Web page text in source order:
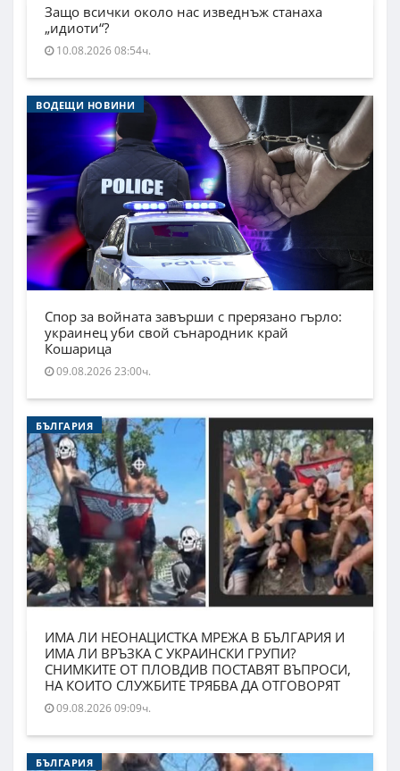
Защо всички около нас изведнъж станаха
„идиоти“?
10.08.2026 08:54ч.
ВОДЕЩИ НОВИНИ
Спор за войната завърши с прерязано гърло:
украинец уби свой сънародник край
Кошарица
09.08.2026 23:00ч.
БЪЛГАРИЯ
ИМА ЛИ НЕОНАЦИСТКА МРЕЖА В БЪЛГАРИЯ И
ИМА ЛИ ВРЪЗКА С УКРАИНСКИ ГРУПИ?
СНИМКИТЕ ОТ ПЛОВДИВ ПОСТАВЯТ ВЪПРОСИ,
НА КОИТО СЛУЖБИТЕ ТРЯБВА ДА ОТГОВОРЯТ
09.08.2026 09:09ч.
БЪЛГАРИЯ